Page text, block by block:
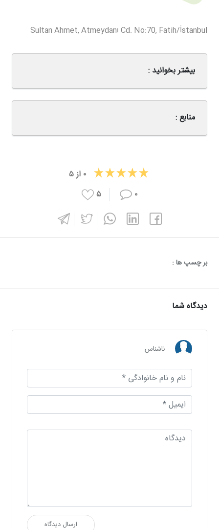
Sultan Ahmet, Atmeydanı Cd. No:70, Fatih/İstanbul
بیشتر بخوانید :
منابع :
۰ از۵
۰
۵
بر چسپ ها :
دیدگاه شما
ناشناس
ارسال دیدگاه